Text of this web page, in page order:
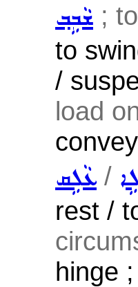
ܫܵܒܹܒ݂ ;
to
/
load
ܥܵܠܹܩ /
rest /
hinge